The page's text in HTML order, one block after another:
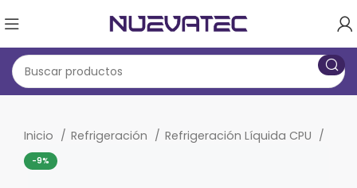
Inicio Refrigeración Refrigeración Líquida CPU
-9%